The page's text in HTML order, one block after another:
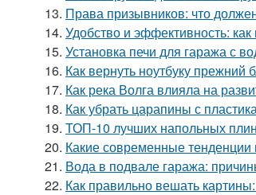
13. Права призывников: что
14. Удобство и эффективность:
15. Установка печи для гаража с
16. Как вернуть ноутбуку прежний
17. Как река Волга влияла на
18. Как убрать царапины с
19. ТОП-10 лучших напольных
20. Какие современные тенденции
21. Вода в подвале гаража:
22. Как правильно вешать